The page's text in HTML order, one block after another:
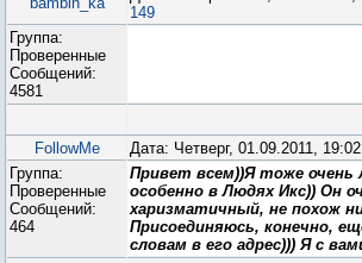
149
Группа:
Проверенные
Сообщений:
4581
FollowMe Дата: Четверг, 01.09.2011,
Группа:
Проверенные
Сообщений:
464
Привет всем))Я тоже очень
особенно в Людях Икс)) Он
харизматичный, не похож
Присоединяюсь, конечно,
словам в его адрес))) Я с